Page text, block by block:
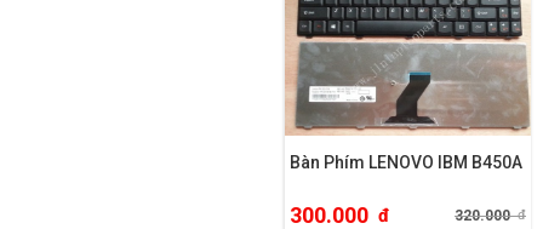
Bàn Phím LENOVO IBM B450A
300.000 đ 320.000đ